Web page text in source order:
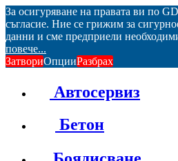
За осигуряване на правата ви по
съгласие. Ние се грижим за
данни и сме предприели
повече...
ЗатвориОпцииРазбрах
Автосервиз
Бетон